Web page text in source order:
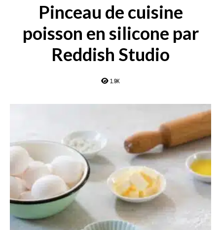
Pinceau de cuisine
poisson en silicone par
Reddish Studio
1.9K